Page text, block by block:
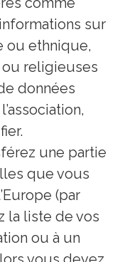
sur
ou ethnique,
religieuses
données
une partie
que vous
(par
la liste de vos
ou à un